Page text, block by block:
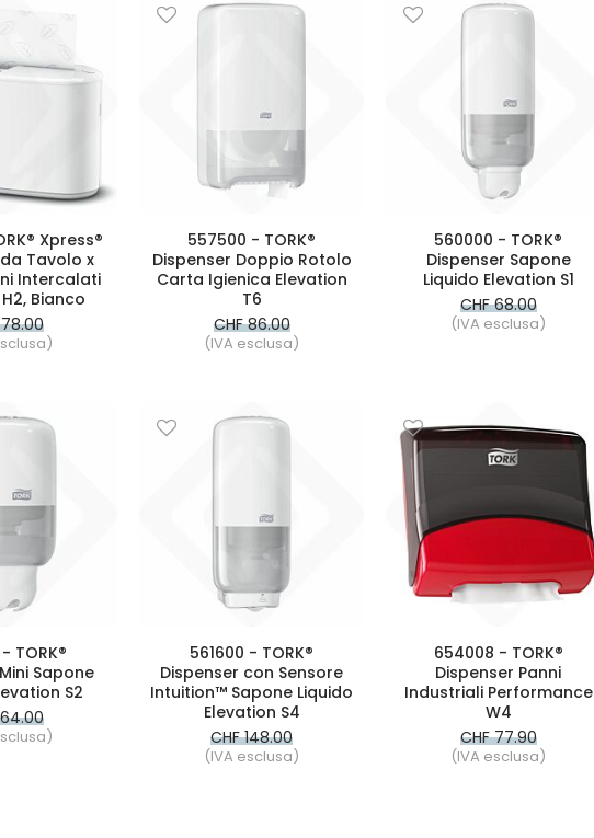
Xpress®
Tavolo x
Intercalati
Bianco
557500 - TORK®
Dispenser Doppio Rotolo
Carta Igienica Elevation
T6
CHF 86.00
(IVA esclusa)
560000 - TORK®
Dispenser Sapone
Liquido Elevation S1
CHF 68.00
(IVA esclusa)
TORK®
Sapone
S2
561600 - TORK®
Dispenser con Sensore
Intuition™ Sapone Liquido
Elevation S4
CHF 148.00
(IVA esclusa)
654008 - TORK®
Dispenser Panni
Industriali Performance
W4
CHF 77.90
(IVA esclusa)